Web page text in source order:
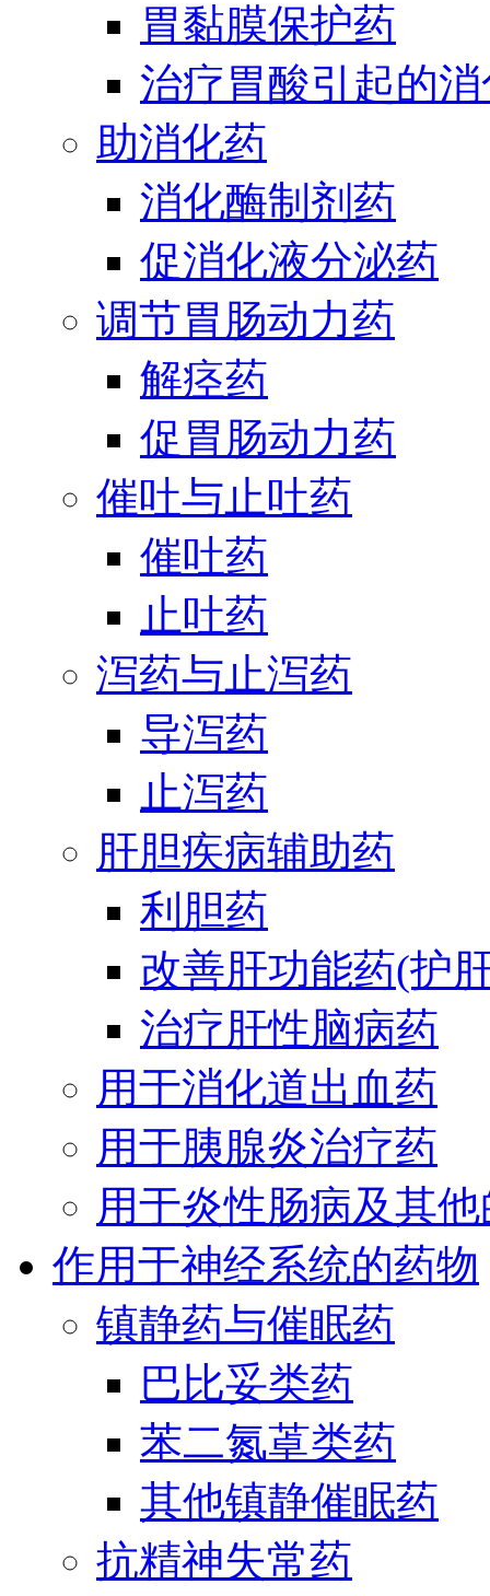
胃黏膜保护药
治疗胃酸引起的
助消化药
消化酶制剂药
促消化液分泌药
调节胃肠动力药
解痉药
促胃肠动力药
催吐与止吐药
催吐药
止吐药
泻药与止泻药
导泻药
止泻药
肝胆疾病辅助药
利胆药
改善肝功能药(护
治疗肝性脑病药
用于消化道出血药
用于胰腺炎治疗药
用于炎性肠病及其
作用于神经系统的药物
镇静药与催眠药
巴比妥类药
苯二氮䓬类药
其他镇静催眠药
抗精神失常药